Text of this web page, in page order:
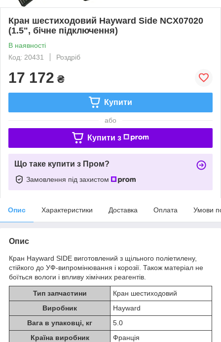
Кран шестиходовий Hayward Side NCX07020
(1.5", бічне підключення)
В наявності
Код: 20431
Роздріб
17 172 ₴
Купити
або
Купити з
Що таке купити з Пром?
Замовлення під захистом
Опис Характеристики Доставка Оплата Умови
Опис
Кран Hayward SIDE виготовлений з щільного поліетилену,
стійкого до УФ-випромінювання і корозії. Також матеріал не
боїться вологи і впливу хімічних реагентів.
Тип запчастини
Кран шестиходовий
Виробник
Hayward
Вага в упаковці, кг
5.0
Країна виробник
Франція